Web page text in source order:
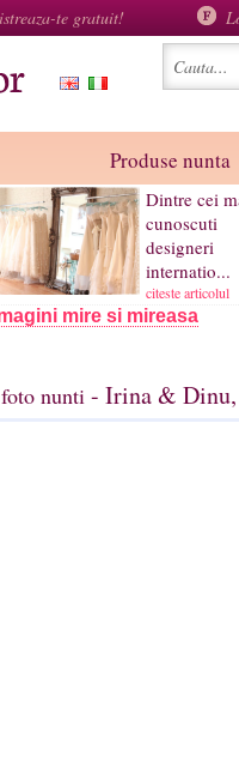
te gratuit!
Produse nunta
Dintre cei
cunoscuti
designeri
internatio...
citeste articolul
mire si mireasa
nunti - Irina & Dinu,